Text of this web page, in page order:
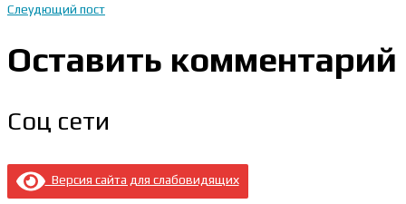
Слеудющий пост
Оставить комментарий
Соц сети
Версия сайта для слабовидящих